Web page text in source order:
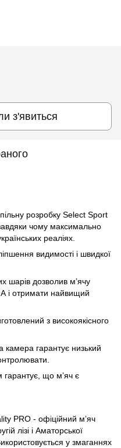
з'явиться
розробку Select Sport
чому максимально
реаліях.
видимості і швидкої
шарів дозволив м’ячу
і отримати найвищий
з високоякісного
камера гарантує низький
гарантує, що м’яч є
PRO - офіційний м’яч
лізі і Аматорської
у змаганнях